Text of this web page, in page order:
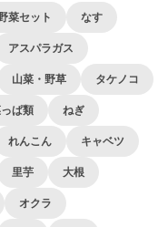
菜セット なす
アスパラガス
山菜・野草 タケノコ
ぱ類 ねぎ
れんこん キャベツ
里芋 大根
オクラ